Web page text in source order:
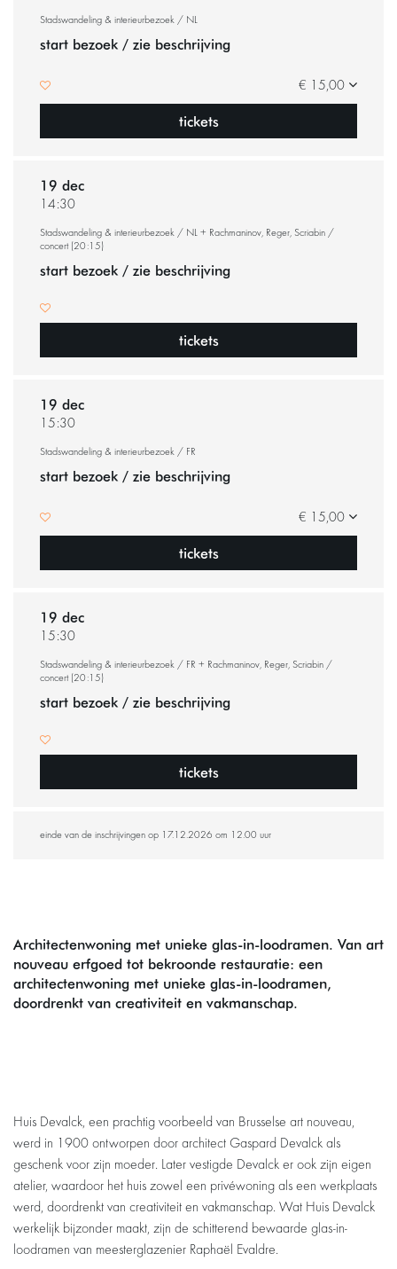
Stadswandeling & interieurbezoek / NL
start bezoek / zie beschrijving
€ 15,00
tickets
19 dec
14:30
Stadswandeling & interieurbezoek / NL + Rachmaninov, Reger, Scriabin /
concert (20:15)
start bezoek / zie beschrijving
tickets
19 dec
15:30
Stadswandeling & interieurbezoek / FR
start bezoek / zie beschrijving
€ 15,00
tickets
19 dec
15:30
Stadswandeling & interieurbezoek / FR + Rachmaninov, Reger, Scriabin /
concert (20:15)
start bezoek / zie beschrijving
tickets
einde van de inschrijvingen op 17.12.2026 om 12.00 uur
Architectenwoning met unieke glas-in-loodramen. Van art
nouveau erfgoed tot bekroonde restauratie: een
architectenwoning met unieke glas-in-loodramen,
doordrenkt van creativiteit en vakmanschap.
Huis Devalck, een prachtig voorbeeld van Brusselse art nouveau,
werd in 1900 ontworpen door architect Gaspard Devalck als
geschenk voor zijn moeder. Later vestigde Devalck er ook zijn eigen
atelier, waardoor het huis zowel een privéwoning als een werkplaats
werd, doordrenkt van creativiteit en vakmanschap. Wat Huis Devalck
werkelijk bijzonder maakt, zijn de schitterend bewaarde glas-in-
loodramen van meesterglazenier Raphaël Evaldre.